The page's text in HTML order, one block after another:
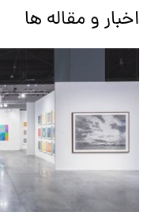
اخبار و مقاله ها